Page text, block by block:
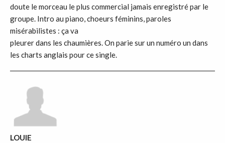
doute le morceau le plus commercial jamais enregistré par le
groupe. Intro au piano, choeurs féminins, paroles
misérabilistes : ça va
pleurer dans les chaumières. On parie sur un numéro un dans
les charts anglais pour ce single.
LOUIE